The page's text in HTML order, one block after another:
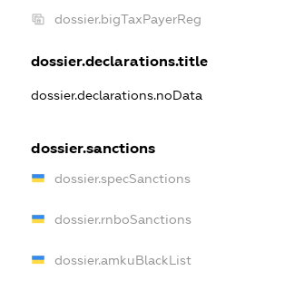
dossier.bigTaxPayerReg
dossier.declarations.title
dossier.declarations.noData
dossier.sanctions
dossier.specSanctions
dossier.rnboSanctions
dossier.amkuBlackList